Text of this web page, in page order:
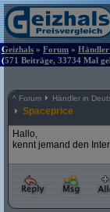
Geizhals » Forum »
(571 Beiträge, 33734 Mal
^ Forum Händler in
Spaceprice
Hallo,
kennt jemand den